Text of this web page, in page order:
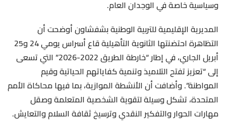
وسياسية خاصة في الوجدان العام.
المديرية الإقليمية للتربية الوطنية بشفشاون أوضحت أن
التظاهرة احتضنتها الثانوية التأهيلية قاع أسراس يومي 24 و25
أبريل الجاري، في إطار “خارطة الطريق 2022-2026” التي تسعى
إلى “تعزيز تفتح التلاميذ وتنمية كفاياتهم الحياتية وقيم
المواطنة”. وأضافت أن الأنشطة الموازية، بما فيها محاكاة الأمم
المتحدة، تشكل وسيلة لتقوية الشخصية المتعلمة وصقل
مهارات الحوار والتفكير النقدي وترسيخ ثقافة السلام والتعايش.